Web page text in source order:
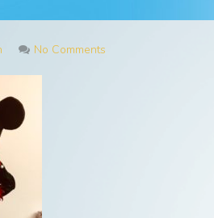
No Comments